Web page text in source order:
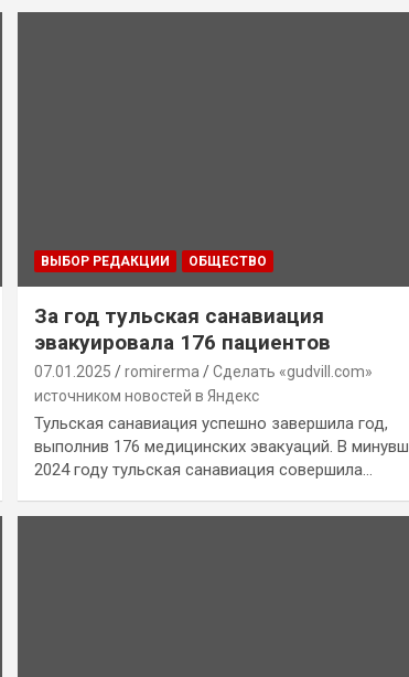
ВЫБОР РЕДАКЦИИ ОБЩЕСТВО
За год тульская санавиация
эвакуировала 176 пациентов
07.01.2025 romirerma
Сделать «gudvill.com»
источником новостей в Яндекс
Тульская санавиация успешно завершила год,
выполнив 176 медицинских эвакуаций. В
2024 году тульская санавиация совершила…